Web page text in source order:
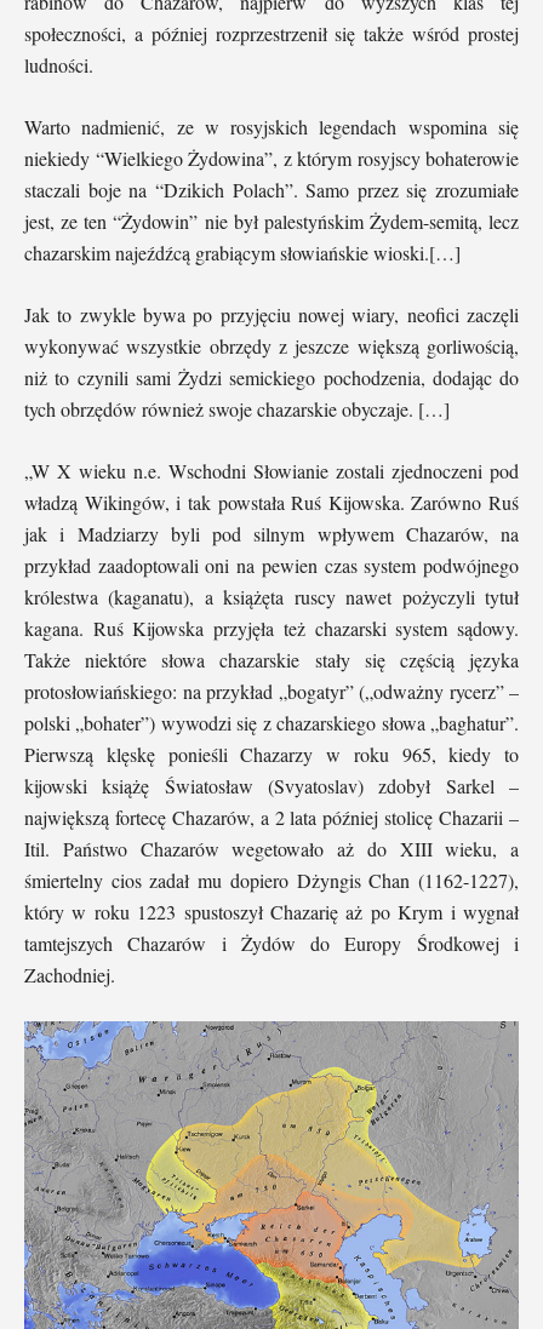
społeczności, a później rozprzestrzenił się także wśród prostej
ludności.
Warto nadmienić, ze w rosyjskich legendach wspomina się
niekiedy “Wielkiego Żydowina”, z którym rosyjscy bohaterowie
staczali boje na “Dzikich Polach”. Samo przez się zrozumiałe
jest, ze ten “Żydowin” nie był palestyńskim Żydem-semitą, lecz
chazarskim najeźdźcą grabiącym słowiańskie wioski.[…]
Jak to zwykle bywa po przyjęciu nowej wiary, neofici zaczęli
wykonywać wszystkie obrzędy z jeszcze większą gorliwością,
niż to czynili sami Żydzi semickiego pochodzenia, dodając do
tych obrzędów również swoje chazarskie obyczaje. […]
„W X wieku n.e. Wschodni Słowianie zostali zjednoczeni pod
władzą Wikingów, i tak powstała Ruś Kijowska. Zarówno Ruś
jak i Madziarzy byli pod silnym wpływem Chazarów, na
przykład zaadoptowali oni na pewien czas system podwójnego
królestwa (kaganatu), a książęta ruscy nawet pożyczyli tytuł
kagana. Ruś Kijowska przyjęła też chazarski system sądowy.
Także niektóre słowa chazarskie stały się częścią języka
protosłowiańskiego: na przykład „bogatyr” („odważny rycerz” –
polski „bohater”) wywodzi się z chazarskiego słowa „baghatur”.
Pierwszą klęskę ponieśli Chazarzy w roku 965, kiedy to
kijowski książę Światosław (Svyatoslav) zdobył Sarkel –
największą fortecę Chazarów, a 2 lata później stolicę Chazarii –
Itil. Państwo Chazarów wegetowało aż do XIII wieku, a
śmiertelny cios zadał mu dopiero Dżyngis Chan (1162-1227),
który w roku 1223 spustoszył Chazarię aż po Krym i wygnał
tamtejszych Chazarów i Żydów do Europy Środkowej i
Zachodniej.